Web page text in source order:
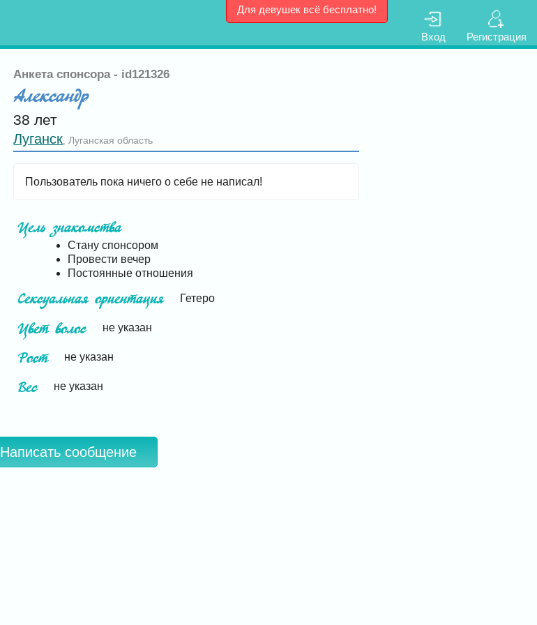
Вход Регистрация
Для девушек всё бесплатно!
Анкета спонсора - id121326
Александр
38 лет
Луганск Луганская область
Пользователь пока ничего о себе не написал!
Цель знакомства
Стану спонсором
Провести вечер
Постоянные отношения
Сексуальная ориентация Гетеро
Цвет волос не указан
Рост не указан
Вес не указан
Написать сообщение